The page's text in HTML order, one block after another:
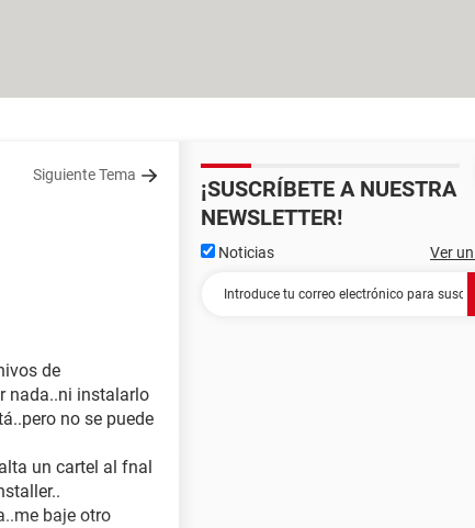
Siguiente Tema
de
nada..ni instalarlo
no se puede
un cartel al fnal
baje otro
¡SUSCRÍBETE A NUESTRA
NEWSLETTER!
Noticias Ver